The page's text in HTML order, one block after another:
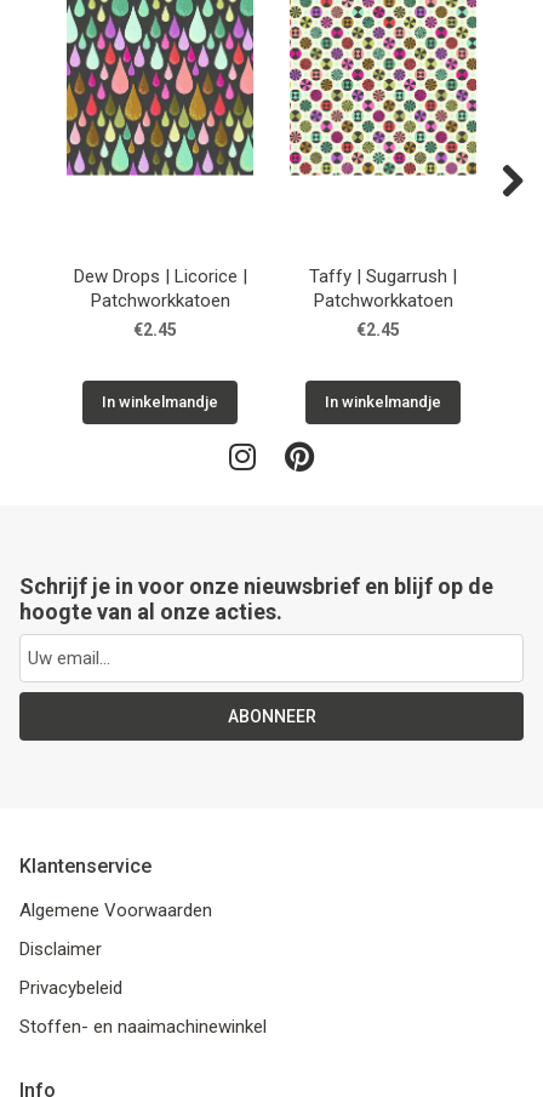
Dew Drops | Licorice |
Patchworkkatoen
€2.45
In winkelmandje
Taffy | Sugarrush |
Patchworkkatoen
€2.45
In winkelmandje
Schrijf je in voor onze nieuwsbrief en blijf op de
hoogte van al onze acties.
ABONNEER
Klantenservice
Algemene Voorwaarden
Disclaimer
Privacybeleid
Stoffen- en naaimachinewinkel
Info